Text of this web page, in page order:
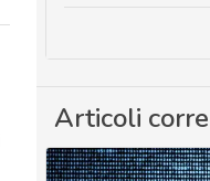
Articoli